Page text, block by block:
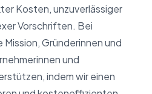
Kosten, unzuverlässiger
Vorschriften. Bei
Gründerinnen und
und
indem wir einen